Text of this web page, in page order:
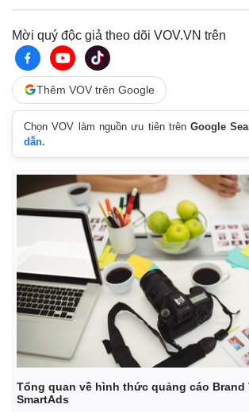
Mời quý độc giả theo dõi VOV.VN trên
Thêm VOV trên Google
Chọn VOV làm nguồn ưu tiên trênGoogle
dẫn.
Tổng quan về hình thức quảng cáo Brand
SmartAds